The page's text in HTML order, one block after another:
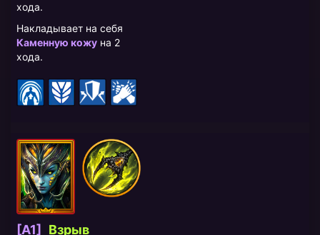
хода.
Накладывает на себя
Каменную кожу на 2
хода.
[A1]
Взрыв